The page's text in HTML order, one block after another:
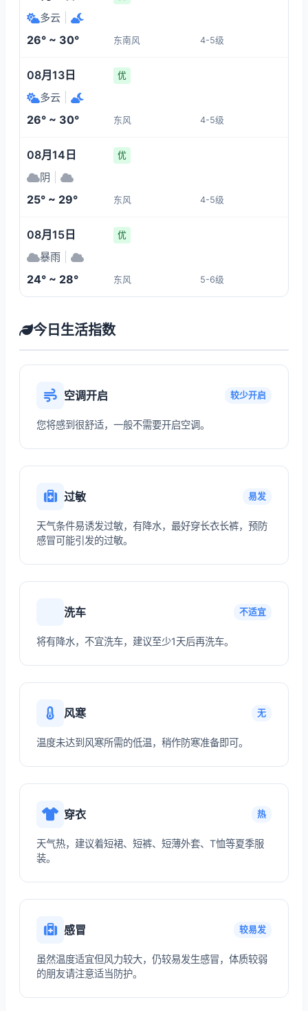
多云
26° ~ 30° 东南风 4-5级
08月13日 优
多云
26° ~ 30° 东风 4-5级
08月14日 优
阴
25° ~ 29° 东风 4-5级
08月15日 优
暴雨
24° ~ 28° 东风 5-6级
今日生活指数
空调开启 较少开启
您将感到很舒适，一般不需要开启空调。
过敏 易发
天气条件易诱发过敏，有降水，最好穿长衣长裤，预防
感冒可能引发的过敏。
洗车 不适宜
将有降水，不宜洗车，建议至少1天后再洗车。
风寒 无
温度未达到风寒所需的低温，稍作防寒准备即可。
穿衣 热
天气热，建议着短裙、短裤、短薄外套、T恤等夏季服
装。
感冒 较易发
虽然温度适宜但风力较大，仍较易发生感冒，体质较弱
的朋友请注意适当防护。